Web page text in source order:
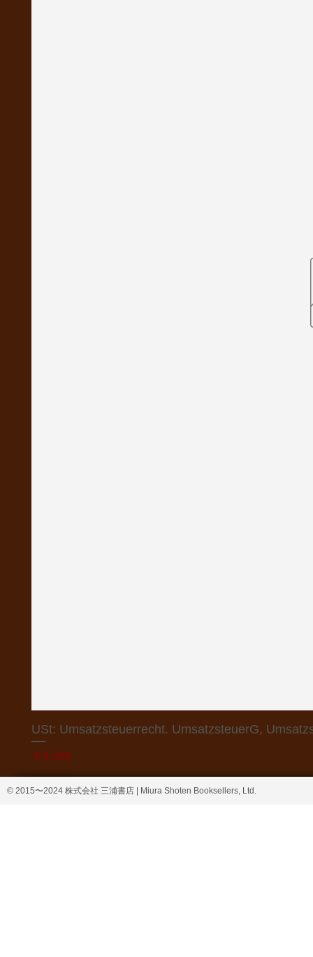
USt: Umsatzsteuerrecht. UmsatzsteuerG,
価格
￥4,368
© 2015〜2024 株式会社 三浦書店 | Miura Shoten Booksellers, Ltd.